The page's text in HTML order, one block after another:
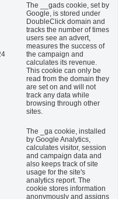
The __gads cookie, set by
Google, is stored under
DoubleClick domain and
tracks the number of times
users see an advert,
measures the success of
the campaign and
calculates its revenue.
This cookie can only be
read from the domain they
are set on and will not
track any data while
browsing through other
sites.
The _ga cookie, installed
by Google Analytics,
calculates visitor, session
and campaign data and
also keeps track of site
usage for the site's
analytics report. The
cookie stores information
anonymously and assigns